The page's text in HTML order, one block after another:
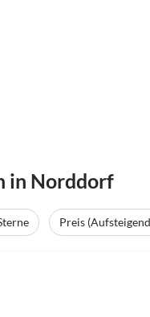
in Norddorf
Preis